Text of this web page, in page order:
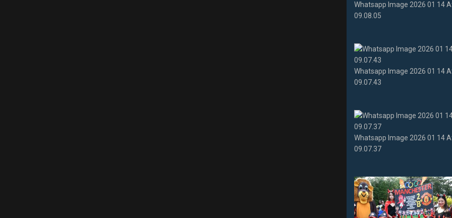
Whatsapp Image 2026 01 14
09.08.05
Whatsapp Image 2026 01 14
09.07.43
Whatsapp Image 2026 01 14
09.07.37